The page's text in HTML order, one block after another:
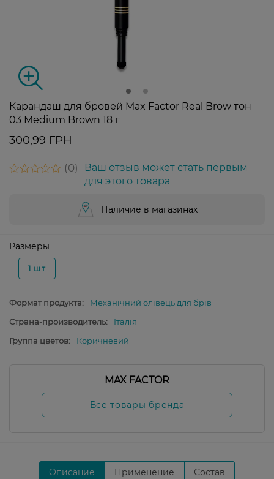
Карандаш для бровей Max Factor Real Brow тон
03 Medium Brown 18 г
300,99 ГРН
0
Ваш отзыв может стать первым
для этого товара
Наличие в магазинах
Размеры
1 шт
Формат продукта:
Механічний олівець для брів
Страна-производитель:
Італія
Группа цветов:
Коричневий
MAX FACTOR
Все товары бренда
Описание Применение Состав